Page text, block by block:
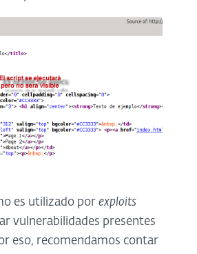
es utilizado por exploits
vulnerabilidades presentes
eso, recomendamos contar